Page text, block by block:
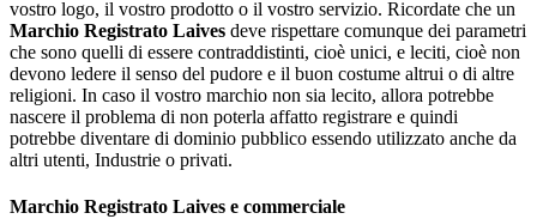
vostro logo, il vostro prodotto o il vostro servizio. Ricordate che un
Marchio Registrato Laives deve rispettare comunque dei parametri
che sono quelli di essere contraddistinti, cioè unici, e leciti, cioè non
devono ledere il senso del pudore e il buon costume altrui o di altre
religioni. In caso il vostro marchio non sia lecito, allora potrebbe
nascere il problema di non poterla affatto registrare e quindi
potrebbe diventare di dominio pubblico essendo utilizzato anche da
altri utenti, Industrie o privati.
Marchio Registrato Laives e commerciale